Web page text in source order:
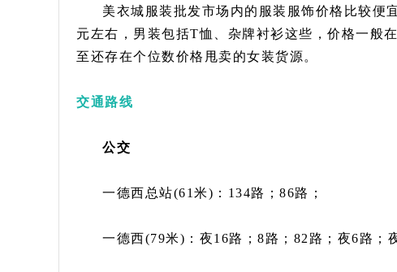
美衣城服装批发市场内的服装服饰价格比较便
元左右，男装包括T恤、杂牌衬衫这些，价格一般
至还存在个位数价格甩卖的女装货源。
交通路线
公交
一德西总站(61米)：134路；86路；
一德西(79米)：夜16路；8路；82路；夜6路；